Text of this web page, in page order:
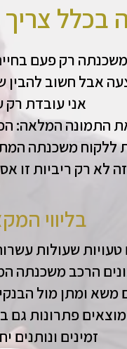
בכלל
משכנתה רק פעם
אבל חשוב
התמונה המלאה:
ללקוח משכנתה
:ב​
עשרות
המותאם
הבנקים
גם
יחס